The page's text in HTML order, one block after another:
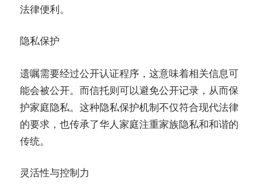
法律便利。
隐私保护
遗嘱需要经过公开认证程序，这意味着相关信息可
能会被公开。而信托则可以避免公开记录，从而保
护家庭隐私。这种隐私保护机制不仅符合现代法律
的要求，也传承了华人家庭注重家族隐私和和谐的
传统。
灵活性与控制力